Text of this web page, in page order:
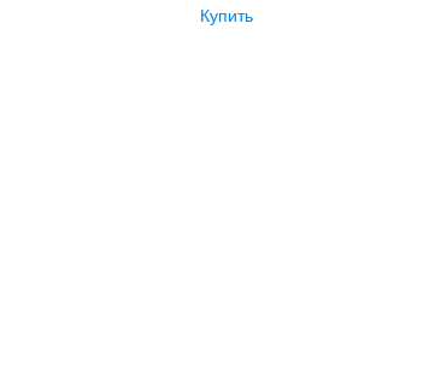
Купить